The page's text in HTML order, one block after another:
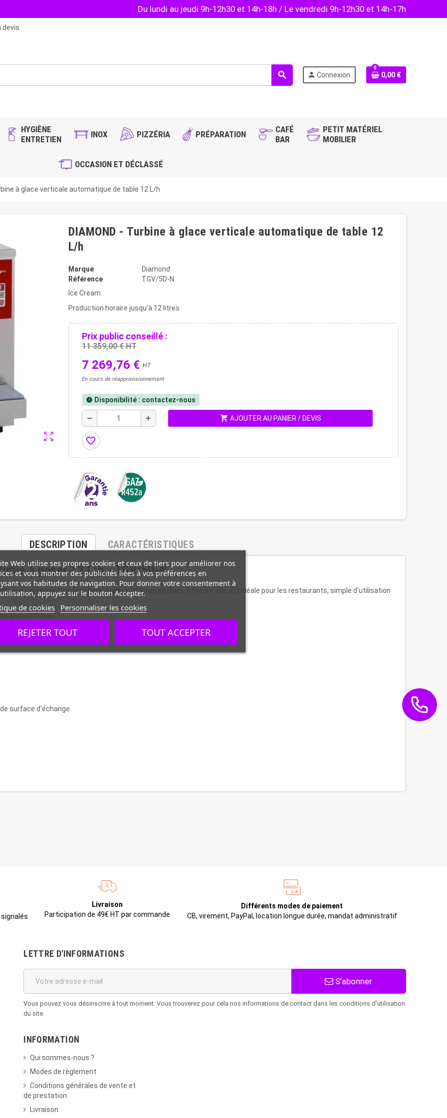
Du lundi au jeudi 9h-12h30 et 14h-18h / Le vendredi 9h-12h30 et 14h-17h
devis
search person Connexion
0
0,00 €
HYGIÈNE
ENTRETIEN
INOX PIZZÉRIA PRÉPARATION
CAFÉ
BAR
PETIT MATÉRIEL
MOBILIER
OCCASION ET DÉCLASSÉ
à glace verticale automatique de table 12 L/h
zoom_out_map
DIAMOND - Turbine à glace verticale automatique de table 12
L/h
Marque
Diamond
Référence
TGV/5D-N
Ice Cream
Production horaire jusqu'à 12 litres
Prix public conseillé :
11 359,00 € HT
7 269,76 € HT
En cours de réapprovisionnement
new_releases Disponibilité : contactez-nous
remove add shopping_cart AJOUTER AU PANIER / DEVIS
favorite_border
DESCRIPTION CARACTÉRISTIQUES
à poser 12 L/h - TGV/5D-N
vous permettra de réaliser jusqu'à 12 litres de glace à l'heure. Elle est idéale pour les restaurants, simple d'utilisation
plan de travail.
surface d'échange
Livraison
Participation de 49€ HT par commande
Différents modes de paiement
CB, virement, PayPal, location longue durée, mandat administratif
LETTRE D'INFORMATIONS
S’abonner
Vous pouvez vous désinscrire à tout moment. Vous trouverez pour cela nos informations de contact dans les conditions d'utilisation
du site.
INFORMATION
Qui sommes-nous ?
Modes de règlement
Conditions générales de vente et
de prestation
Livraison
Web utilise ses propres cookies et ceux de tiers pour améliorer nos
et vous montrer des publicités liées à vos préférences en
vos habitudes de navigation. Pour donner votre consentement à
appuyez sur le bouton Accepter.
de cookies Personnaliser les cookies
REJETER TOUT TOUT ACCEPTER